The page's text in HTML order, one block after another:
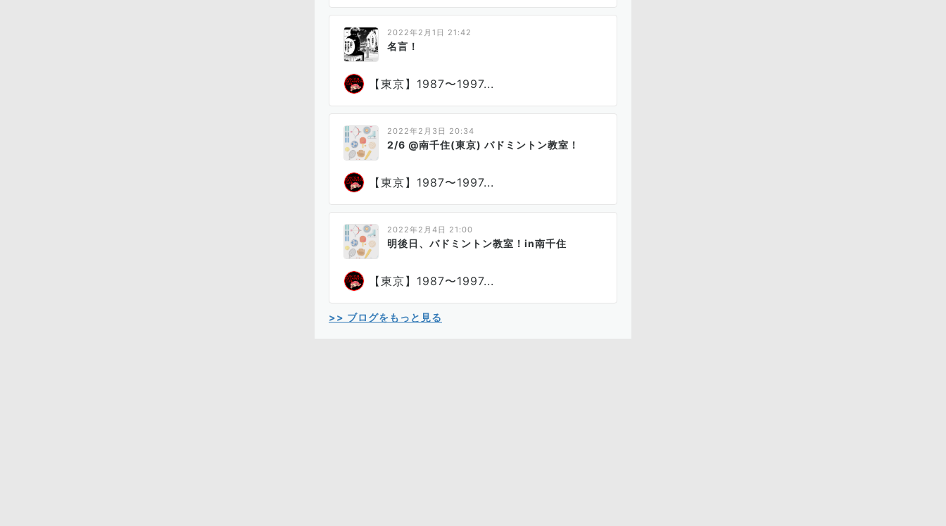
2022年2月1日 21:42
名言！
【東京】1987〜1997...
2022年2月3日 20:34
2/6 @南千住(東京) バドミントン教室！
【東京】1987〜1997...
2022年2月4日 21:00
明後日、バドミントン教室！in南千住
【東京】1987〜1997...
>> ブログをもっと見る